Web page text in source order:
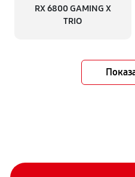
RX 6800 GAMING X
TRIO